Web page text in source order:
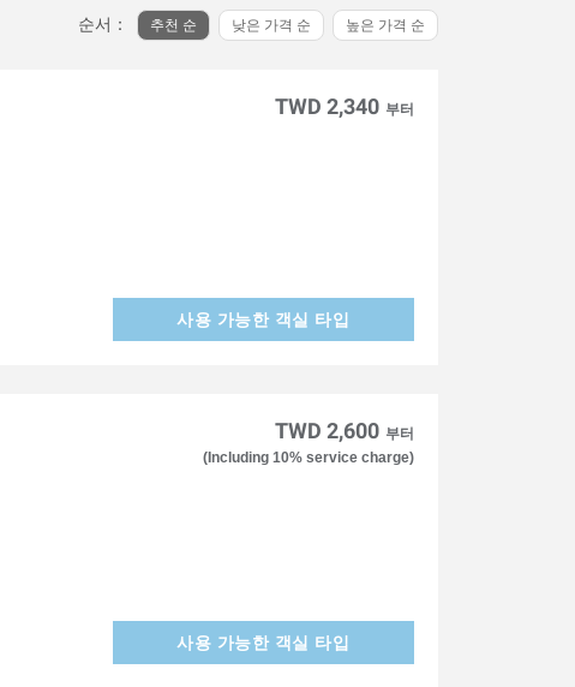
순서： 추천 순 낮은 가격 순 높은 가격 순
TWD 2,340 부터
사용 가능한 객실 타입
TWD 2,600 부터
(Including 10% service charge)
사용 가능한 객실 타입